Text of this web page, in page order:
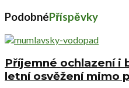
PodobnéPříspěvky
Příjemné ochlazení i
letní osvěžení mimo